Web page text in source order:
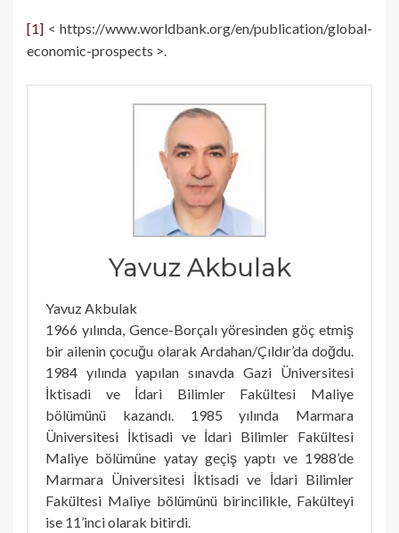
[1] < https://www.worldbank.org/en/publication/global-
economic-prospects >.
Yavuz Akbulak
Yavuz Akbulak
1966 yılında, Gence-Borçalı yöresinden göç etmiş
bir ailenin çocuğu olarak Ardahan/Çıldır’da doğdu.
1984 yılında yapılan sınavda Gazi Üniversitesi
İktisadi ve İdari Bilimler Fakültesi Maliye
bölümünü kazandı. 1985 yılında Marmara
Üniversitesi İktisadi ve İdari Bilimler Fakültesi
Maliye bölümüne yatay geçiş yaptı ve 1988’de
Marmara Üniversitesi İktisadi ve İdari Bilimler
Fakültesi Maliye bölümünü birincilikle, Fakülteyi
ise 11’inci olarak bitirdi.